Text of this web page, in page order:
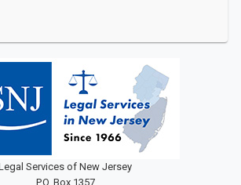
Services of New Jersey
P.O. Box 1357